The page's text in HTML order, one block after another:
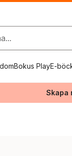
Bokus PlayE-
Skapa